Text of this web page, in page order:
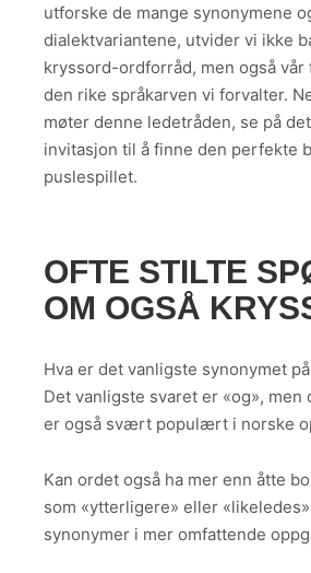
utforske de mange synonymene
dialektvariantene, utvider vi ikke
kryssord-ordforråd, men også
den rike språkarven vi forvalter.
møter denne ledetråden, se på
invitasjon til å finne den perfekte
puslespillet.
OFTE STILTE
OM OGSÅ
Hva er det vanligste synonymet
Det vanligste svaret er «og», men
er også svært populært i norske
Kan ordet også ha mer enn åtte
som «ytterligere» eller
synonymer i mer omfattende